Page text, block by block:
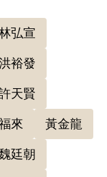
建設」作
任《美麗
麗島事件
部（69）
方法顛覆
14年有期徒
獄。1988
，1989年
弘宣
裕發
天賢
來 黃金龍
廷朝